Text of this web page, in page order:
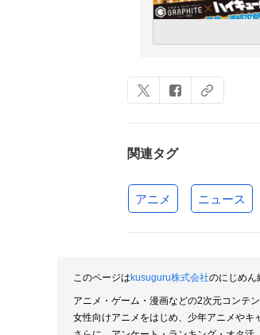
関連タグ
アニメ ニュース
このページは kusuguru株式会社のにじめん
アニメ・ゲーム・漫画などの2次元コンテ
女性向けアニメをはじめ、少年アニメや